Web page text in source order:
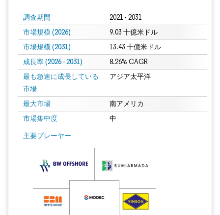
調査期間 2021 - 2031
市場規模 (2026) 9.03 十億米ドル
市場規模 (2031) 13.43 十億米ドル
成長率 (2026 - 2031) 8.26% CAGR
最も急速に成長している
市場
アジア太平洋
最大市場 南アメリカ
市場集中度 中
主要プレーヤー
画像 © Mordor Intelligence。再利用にはCC BY 4.0の表示が必要です。